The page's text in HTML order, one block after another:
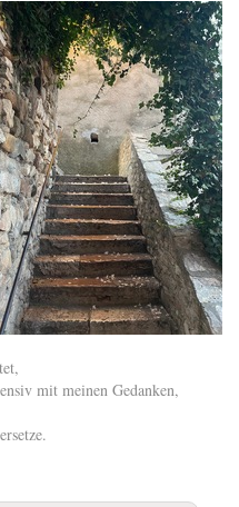
mit meinen Gedanken,